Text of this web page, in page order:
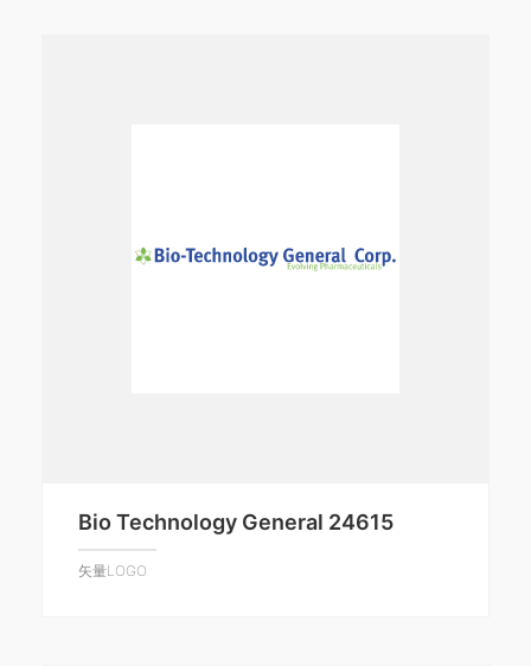
Bio Technology General 24615
矢量LOGO